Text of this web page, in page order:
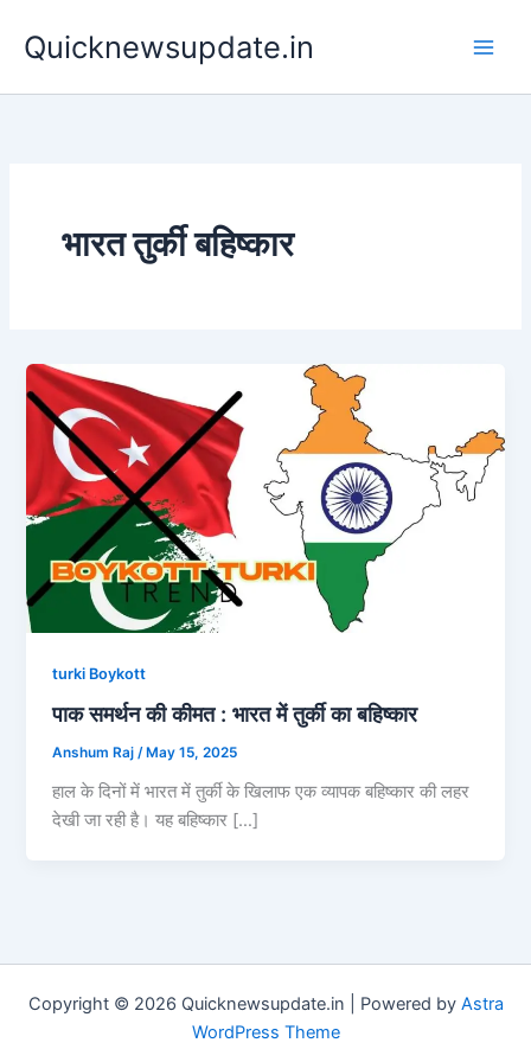
Quicknewsupdate.in
भारत तुर्की बहिष्कार
turki Boykott
पाक समर्थन की कीमत : भारत में तुर्की का बहिष्कार
Anshum Raj/ May 15, 2025
हाल के दिनों में भारत में तुर्की के खिलाफ एक व्यापक बहिष्कार की लहर
देखी जा रही है। यह बहिष्कार […]
Copyright © 2026 Quicknewsupdate.in | Powered by Astra
WordPress Theme